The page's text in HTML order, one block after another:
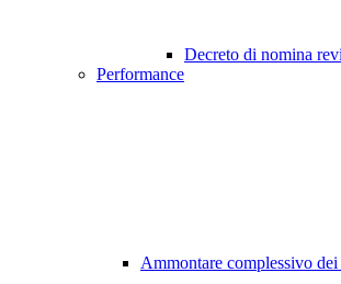
Decreto di nomina
Performance
Ammontare complessivo dei